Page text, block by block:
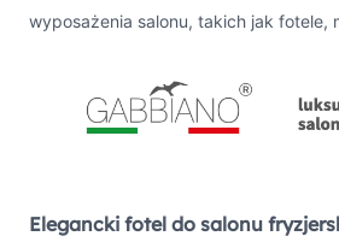
wyposażenia salonu, takich jak fotele,
Elegancki fotel do salonu